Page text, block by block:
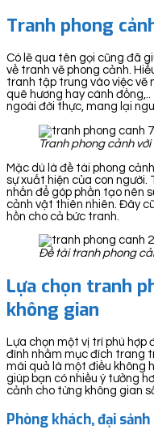
Tranh phong
Có lẽ qua tên gọi cũng đã
về tranh vẽ phong cảnh.
tranh tập trung vào việc vẽ
quê hương hay cánh
ngoài đời thực, mang lại
Tranh phong cảnh
Mặc dù là đề tài phong
sự xuất hiện của con người.
nhấn để góp phần tạo nên
cảnh vật thiên nhiên. Đây
hồn cho cả bức tranh.
Đề tài tranh phong
Lựa chọn tranh
không gian
Lựa chọn một vị trí phù hợp
đình nhằm mục đích trang
mái quả là một điều không
giúp bạn có nhiều ý tưởng
cảnh cho từng không gian
Phòng khách, đại sảnh